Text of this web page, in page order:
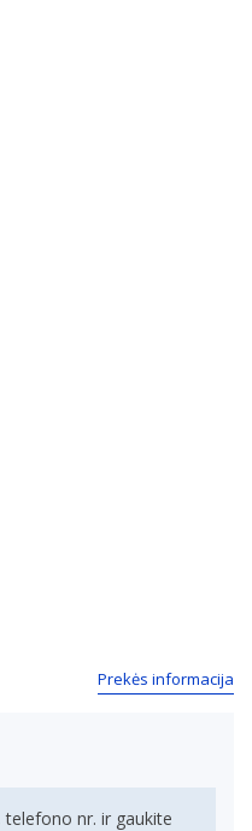
Prekės informacija
telefono nr. ir gaukite